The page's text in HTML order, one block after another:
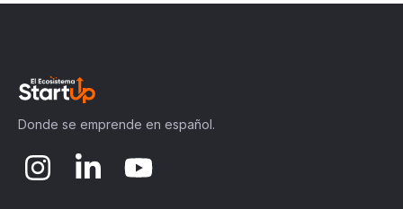
Donde se emprende en español.